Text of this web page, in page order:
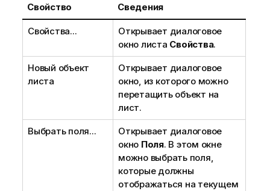
е
к
и
ф
о
р
Свойство Сведения
Свойства...
Открывает диалоговое
окно листа Свойства.
Новый объект
листа
Открывает диалоговое
окно, из которого можно
перетащить объект на
лист.
Выбрать поля...
Открывает диалоговое
окно Поля. В этом окне
можно выбрать поля,
которые должны
отображаться на текущем